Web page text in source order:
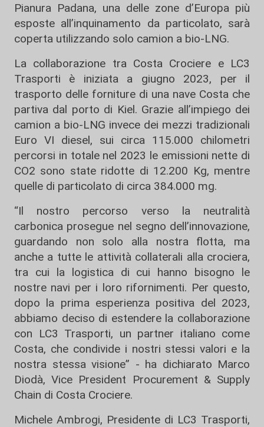
Pianura Padana, una delle zone d’Europa più
esposte all’inquinamento da particolato, sarà
coperta utilizzando solo camion a bio-LNG.
La collaborazione tra Costa Crociere e LC3
Trasporti è iniziata a giugno 2023, per il
trasporto delle forniture di una nave Costa che
partiva dal porto di Kiel. Grazie all’impiego dei
camion a bio-LNG invece dei mezzi tradizionali
Euro VI diesel, sui circa 115.000 chilometri
percorsi in totale nel 2023 le emissioni nette di
CO2 sono state ridotte di 12.200 Kg, mentre
quelle di particolato di circa 384.000 mg.
“Il nostro percorso verso la neutralità
carbonica prosegue nel segno dell’innovazione,
guardando non solo alla nostra flotta, ma
anche a tutte le attività collaterali alla crociera,
tra cui la logistica di cui hanno bisogno le
nostre navi per i loro rifornimenti. Per questo,
dopo la prima esperienza positiva del 2023,
abbiamo deciso di estendere la collaborazione
con LC3 Trasporti, un partner italiano come
Costa, che condivide i nostri stessi valori e la
nostra stessa visione” - ha dichiarato Marco
Diodà, Vice President Procurement & Supply
Chain di Costa Crociere.
Michele Ambrogi, Presidente di LC3 Trasporti,